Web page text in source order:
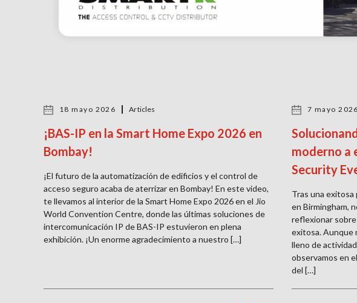
18 mayo 2026 Articles
¡BAS-IP en la Smart Home Expo 2026 en
Bombay!
¡El futuro de la automatización de edificios y el control de
acceso seguro acaba de aterrizar en Bombay! En este video,
te llevamos al interior de la Smart Home Expo 2026 en el Jio
World Convention Centre, donde las últimas soluciones de
intercomunicación IP de BAS-IP estuvieron en plena
exhibición. ¡Un enorme agradecimiento a nuestro […]
7 mayo 2026
moderno a
Security
Tras una
en Birmingham,
reflexionar
exitosa.
lleno de
observamos en
del […]